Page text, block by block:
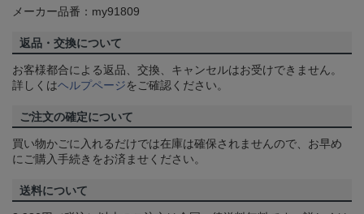
メーカー品番：my91809
返品・交換について
お客様都合による返品、交換、キャンセルはお受けできません。
詳しくはヘルプページをご確認ください。
ご注文の確定について
買い物かごに入れるだけでは在庫は確保されませんので、お早め
にご購入手続きをお済ませください。
送料について